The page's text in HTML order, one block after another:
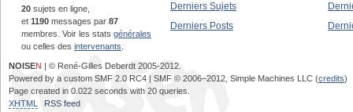
20 sujets en ligne,
et 1190 messages par 87
membres. Voir les stats générales
ou celles des intervenants
Derniers Sujets
Derniers Posts
NOISEN | © René-Gilles Deberdt 2005-2012.
Powered by a custom SMF 2.0 RC4 | SMF © 2006–2012, Simple Machines LLC (credits)
Page created in 0.022 seconds with 20 queries.
XHTML
RSS feed